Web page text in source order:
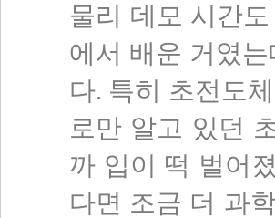
물리 데모 시간
에서 배운 거였
다. 특히 초전도
로만 알고 있던
까 입이 떡 벌어
다면 조금 더 과